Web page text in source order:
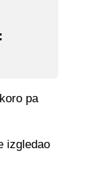
pa
izgledao